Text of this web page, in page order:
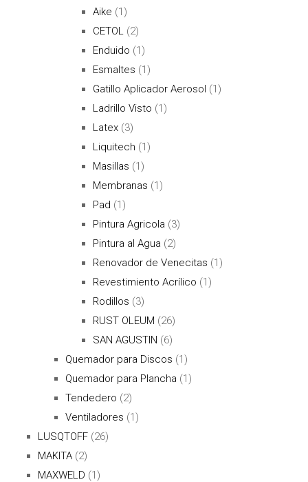
Aike (1)
CETOL
(2)
Enduido (1)
Esmaltes (1)
Gatillo Aplicador Aerosol (1)
Ladrillo Visto (1)
Latex (3)
Liquitech (1)
Masillas (1)
Membranas (1)
Pad (1)
Pintura Agricola (3)
Pintura al Agua (2)
Renovador de Venecitas (1)
Revestimiento Acrílico (1)
Rodillos (3)
RUST OLEUM (26)
SAN AGUSTIN (6)
Quemador para Discos (1)
Quemador para Plancha (1)
Tendedero (2)
Ventiladores (1)
LUSQTOFF (26)
MAKITA (2)
MAXWELD (1)